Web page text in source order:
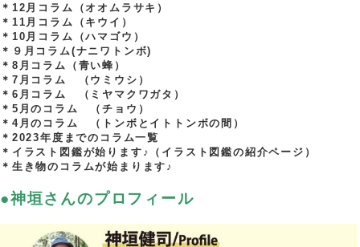
＊12月コラム（オオムラサキ）
＊11月コラム（キウイ）
＊10月コラム（ハマゴウ）
＊９月コラム(ナニワトンボ)
＊8月コラム（青い蜂）
＊7月コラム （ウミウシ）
＊6月コラム （ミヤマクワガタ）
＊5月のコラム （チョウ）
＊4月のコラム （トンボとイトトンボの間）
＊2023年度までのコラム一覧
＊イラスト図鑑が始ります♪（イラスト図鑑の紹介ページ）
＊生き物のコラムが始まります♪
●神垣さんのプロフィール